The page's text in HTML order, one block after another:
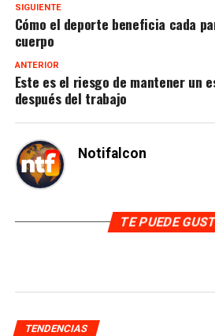
SIGUIENTE
Cómo el deporte beneficia cada
cuerpo
ANTERIOR
Este es el riesgo de mantener un
después del trabajo
Notifalcon
TE PUEDE
TENDENCIAS